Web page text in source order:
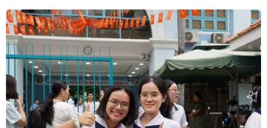
Sáng 14/9: Hà Nội thêm 3 ca mắc COVID-
19, có kết quả gần 3 triệu mẫu